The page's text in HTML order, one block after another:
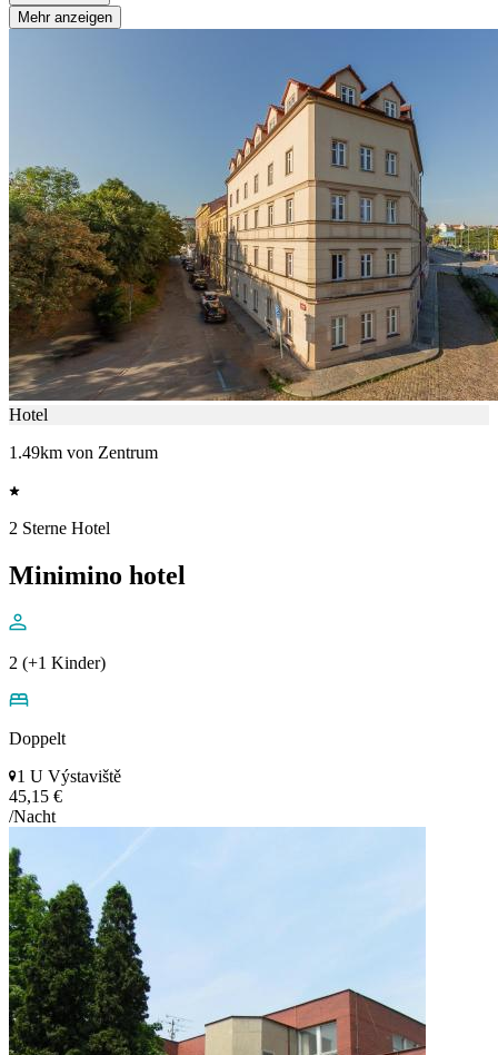
Mehr anzeigen
Hotel
1.49km von Zentrum
2 Sterne Hotel
Minimino hotel
2 (+1 Kinder)
Doppelt
1 U Výstaviště
45,15 €
/Nacht